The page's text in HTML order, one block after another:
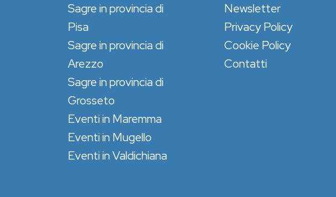
Sagre in provincia di
Pisa
Sagre in provincia di
Arezzo
Sagre in provincia di
Grosseto
Eventi in Maremma
Eventi in Mugello
Eventi in Valdichiana
Newsletter
Privacy Policy
Cookie Policy
Contatti